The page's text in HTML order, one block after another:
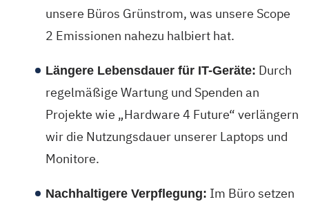
unsere Büros Grünstrom, was unsere Scope
2 Emissionen nahezu halbiert hat.
Längere Lebensdauer für IT-Geräte: Durch
regelmäßige Wartung und Spenden an
Projekte wie „Hardware 4 Future“ verlängern
wir die Nutzungsdauer unserer Laptops und
Monitore.
Nachhaltigere Verpflegung: Im Büro setzen